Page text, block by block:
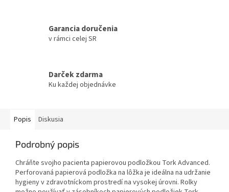
Garancia doručenia
v rámci celej SR
Darček zdarma
Ku každej objednávke
Popis Diskusia
Podrobný popis
Chráňte svojho pacienta papierovou podložkou Tork Advanced.
Perforovaná papierová podložka na lôžka je ideálna na udržanie
hygieny v zdravotníckom prostredí na vysokej úrovni. Rolky